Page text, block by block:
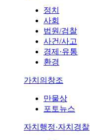
정치
사회
법원/검찰
사건/사고
경제·유통
환경
가치의창조
만물상
포토뉴스
자치행정·자치경찰